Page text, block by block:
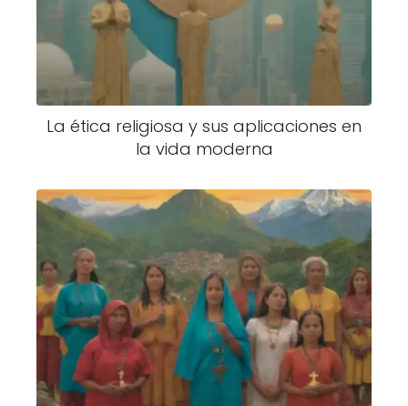
La ética religiosa y sus aplicaciones en
la vida moderna